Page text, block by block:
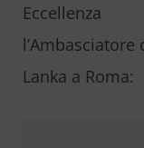
Eccellenza
l’Ambasciatore
Lanka a Roma: